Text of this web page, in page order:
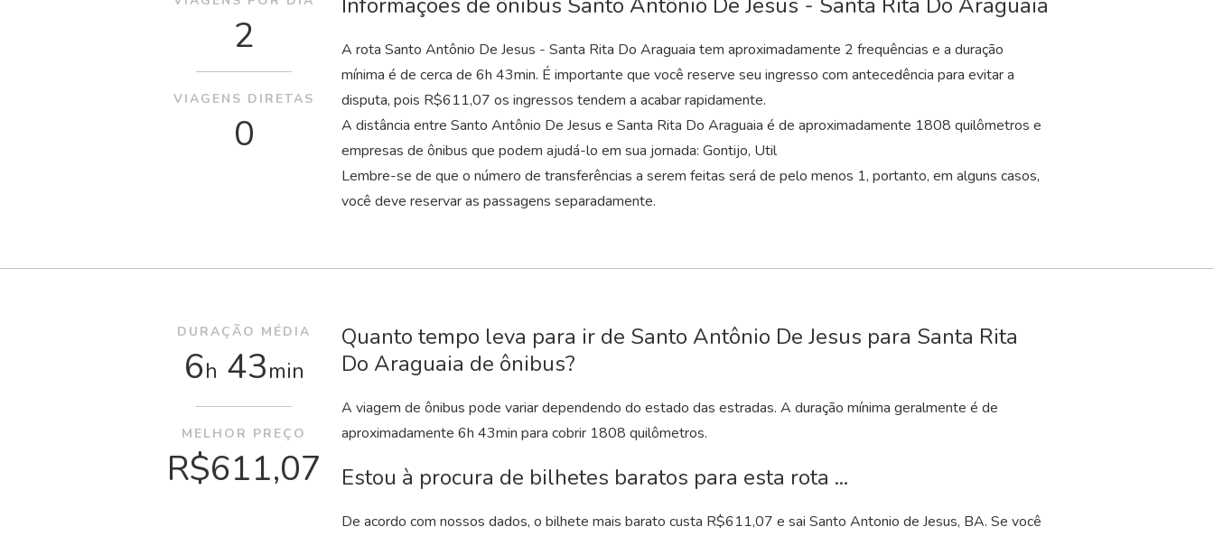
A rota Santo Antônio De Jesus - Santa Rita Do Araguaia tem aproximadamente 2 frequências e a duração
mínima é de cerca de 6h 43min. É importante que você reserve seu ingresso com antecedência para evitar a
disputa, pois R$611,07 os ingressos tendem a acabar rapidamente.
A distância entre Santo Antônio De Jesus e Santa Rita Do Araguaia é de aproximadamente 1808 quilômetros e
empresas de ônibus que podem ajudá-lo em sua jornada: Gontijo, Util
Lembre-se de que o número de transferências a serem feitas será de pelo menos 1, portanto, em alguns casos,
você deve reservar as passagens separadamente.
2
VIAGENS DIRETAS
0
Quanto tempo leva para ir de Santo Antônio De Jesus para Santa Rita
Do Araguaia de ônibus?
A viagem de ônibus pode variar dependendo do estado das estradas. A duração mínima geralmente é de
aproximadamente 6h 43min para cobrir 1808 quilômetros.
Estou à procura de bilhetes baratos para esta rota ...
De acordo com nossos dados, o bilhete mais barato custa R$611,07 e sai Santo Antonio de Jesus, BA. Se você
DURAÇÃO MÉDIA
6h 43min
MELHOR PREÇO
R$611,07